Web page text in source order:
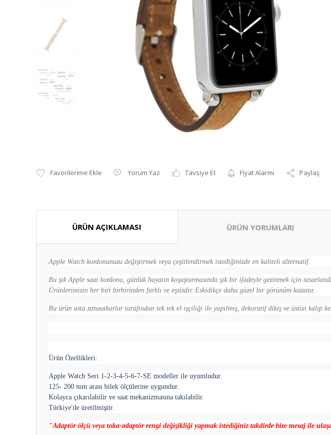
Yorum Yaz Tavsiye Et Fiyat Alarmı Paylaş
ÜRÜN AÇIKLAMASI ÜRÜN YORUMLARI
Apple Watch kordonunuzu değiştirmek veya çeşitlendirmek istediğinizde en kaliteli alternatif.
Bu şık Apple saat kordonu, günlük hayatın koşuşturmasında şık bir ifadeyle gezinmek için
Ürünlerimizin her biri birbirinden farklı ve eşsizdir. Eskidikçe daha güzel bir görünüm kazanır.
Bu ürün usta zanaatkarlar tarafından tek tek el işçiliği ile yapılmış, dekoratif dikiş ve üstün kalıp
Ürün Özellikleri:
Apple Watch Seri 1-2-3-4-5-6-7-SE modeller ile uyumludur.
125- 200 mm arası bilek ölçülerine uygundur.
Kolayca çıkarılabilir ve saat mekanizmasına takılabilir.
Türkiye'de üretilmiştir.
"Adaptör ölçü veya toka-adaptör rengi değişikliği yapmak istediğiniz takdirde bize mesaj ile